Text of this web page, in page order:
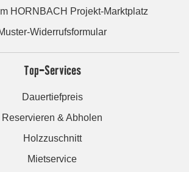
HORNBACH Projekt-Marktplatz
Widerrufsformular
Top-Services
Dauertiefpreis
Reservieren & Abholen
Holzzuschnitt
Mietservice